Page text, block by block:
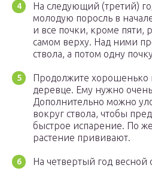
На следующий (третий)
молодую поросль в
и все почки, кроме пяти,
самом верху. Над ними
ствола, а потом одну
Продолжите хорошенько
деревце. Ему нужно
Дополнительно можно
вокруг ствола, чтобы
быстрое испарение. По
растение прививают.
На четвертый год весной